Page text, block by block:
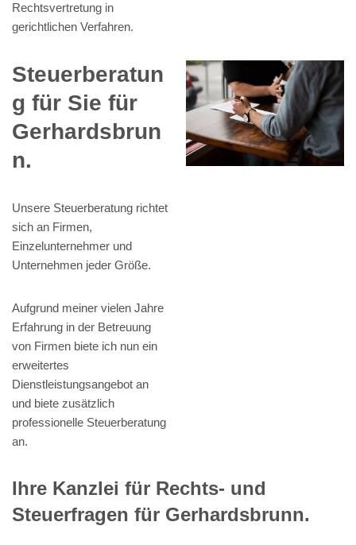
Rechtsvertretung in
gerichtlichen Verfahren.
Steuerberatun
g für Sie für
Gerhardsbrun
n.
Unsere Steuerberatung richtet
sich an Firmen,
Einzelunternehmer und
Unternehmen jeder Größe.
Aufgrund meiner vielen Jahre
Erfahrung in der Betreuung
von Firmen biete ich nun ein
erweitertes
Dienstleistungsangebot an
und biete zusätzlich
professionelle Steuerberatung
an.
Ihre Kanzlei für Rechts- und
Steuerfragen für Gerhardsbrunn.